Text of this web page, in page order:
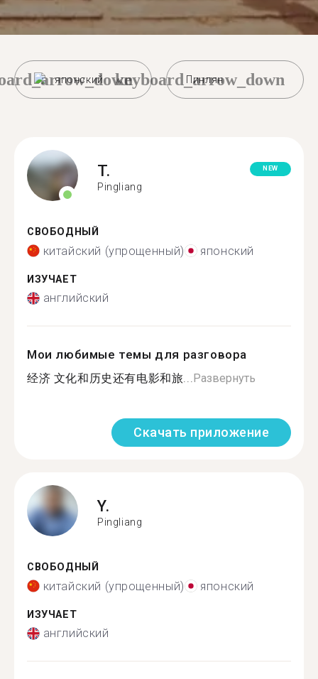
японский Пинлян
keyboard_arrow_down
T.
Pingliang
NEW
СВОБОДНЫЙ
китайский (упрощенный) японский
ИЗУЧАЕТ
английский
Мои любимые темы для разговора
经济 文化和历史还有电影和旅...Развернуть
Скачать приложение
Y.
Pingliang
СВОБОДНЫЙ
китайский (упрощенный) японский
ИЗУЧАЕТ
английский